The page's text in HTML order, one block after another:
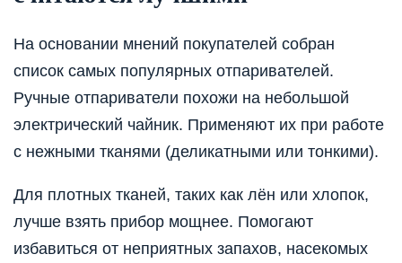
На основании мнений покупателей собран
список самых популярных отпаривателей.
Ручные отпариватели похожи на небольшой
электрический чайник. Применяют их при работе
с нежными тканями (деликатными или тонкими).
Для плотных тканей, таких как лён или хлопок,
лучше взять прибор мощнее. Помогают
избавиться от неприятных запахов, насекомых